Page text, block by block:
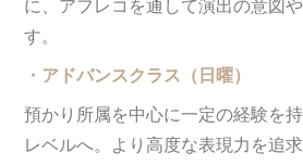
に、アフレコを通して演出の意図
す。
・アドバンスクラス（日曜）
預かり所属を中心に一定の経験を
レベルへ。より高度な表現力を追